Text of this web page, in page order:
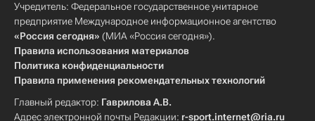
Учредитель: Федеральное государственное унитарное
предприятие Международное информационное агентство
«Россия сегодня» (МИА «Россия сегодня»).
Правила использования материалов
Политика конфиденциальности
Правила применения рекомендательных технологий
Главный редактор: Гаврилова А.В.
Адрес электронной почты Редакции: r-sport.internet@ria.ru